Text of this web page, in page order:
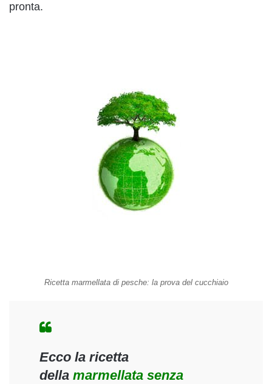
pronta.
Ricetta marmellata di pesche: la prova del cucchiaio
Ecco la ricetta
della marmellata senza